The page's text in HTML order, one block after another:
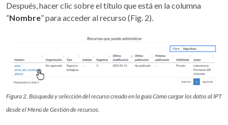
Después, hacer clic sobre el título que está en la columna
“Nombre” para acceder al recurso (Fig. 2).
Figura 2. Búsqueda y selección del recurso creado en la guía Cómo cargar los datos al IPT
desde el Menú de Gestión de recursos.